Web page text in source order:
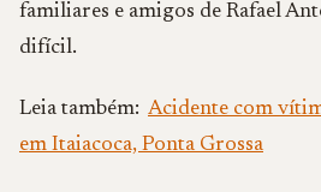
familiares e amigos de Rafael
difícil.
Leia também: Acidente com
em Itaiacoca, Ponta Grossa